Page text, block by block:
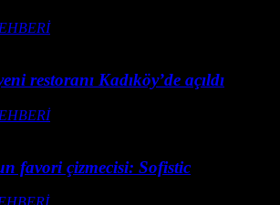
restoranı Kadıköy’de açıldı
favori çizmecisi: Sofistic